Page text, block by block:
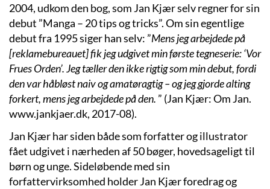
2004, udkom den bog, som Jan Kjær selv regner for sin
debut ”Manga – 20 tips og tricks”. Om sin egentlige
debut fra 1995 siger han selv: ”Mens jeg arbejdede på
[reklamebureauet]fik jeg udgivet min første tegneserie: ‘Vor
Frues Orden’. Jeg tæller den ikke rigtig som min debut, fordi
den var håbløst naiv og amatøragtig – og jeg gjorde alting
forkert, mens jeg arbejdede på den. ” (Jan Kjær: Om Jan.
www.jankjaer.dk, 2017-08).
Jan Kjær har siden både som forfatter og illustrator
fået udgivet i nærheden af 50 bøger, hovedsageligt til
børn og unge. Sideløbende med sin
forfattervirksomhed holder Jan Kjær foredrag og